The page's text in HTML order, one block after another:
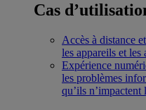
Cas
Accès à distance
les appareils et
Expérience
les problèmes
qu’ils